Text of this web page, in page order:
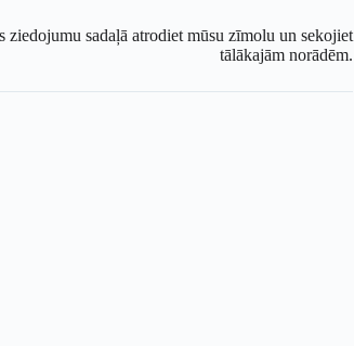
sadaļā atrodiet mūsu zīmolu un sekojiet
tālākajām norādēm.